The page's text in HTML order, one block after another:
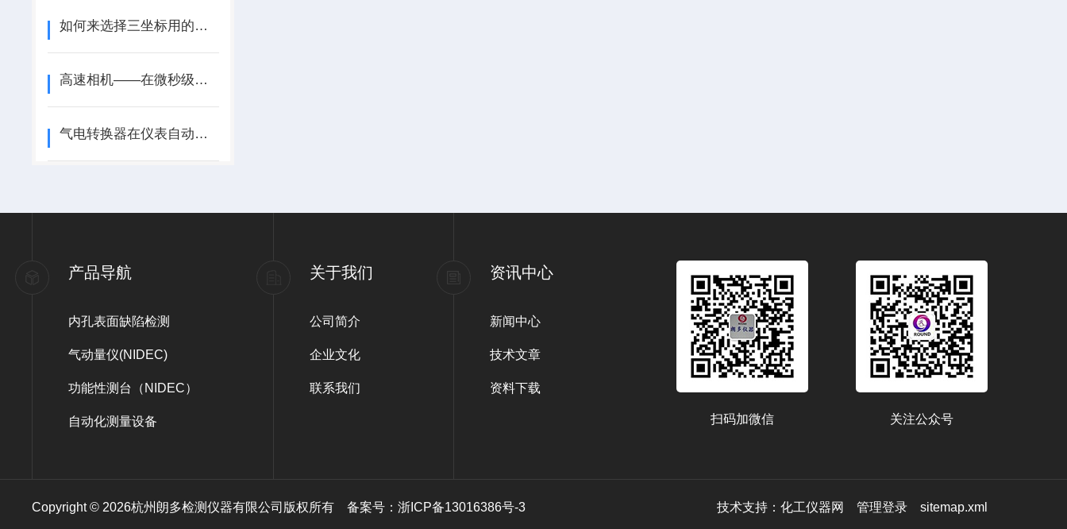
如何来选择三坐标用的红宝石测针
高速相机——在微秒级快门下解构瞬间的“时间放大镜”
气电转换器在仪表自动调节系统中*
产品导航
内孔表面缺陷检测
气动量仪(NIDEC)
功能性测台（NIDEC）
自动化测量设备
关于我们
公司简介
企业文化
联系我们
资讯中心
新闻中心
技术文章
资料下载
关注公众号
扫码加微信
Copyright © 2026杭州朗多检测仪器有限公司版权所有备案号：浙ICP备13016386号-3 技术支持： 化工仪器网 管理登录 sitemap.xml